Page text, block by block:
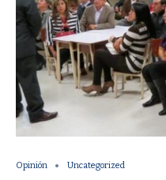
Opinión Uncategorized